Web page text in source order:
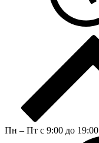
Пн – Пт с 9:00 до 19:00